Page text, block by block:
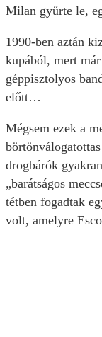
Milan gyűrte le,
1990-ben aztán
kupából, mert
géppisztolyos
előtt…
Mégsem ezek a
drogbárók
„barátságos
tétben fogadtak
volt, amelyre